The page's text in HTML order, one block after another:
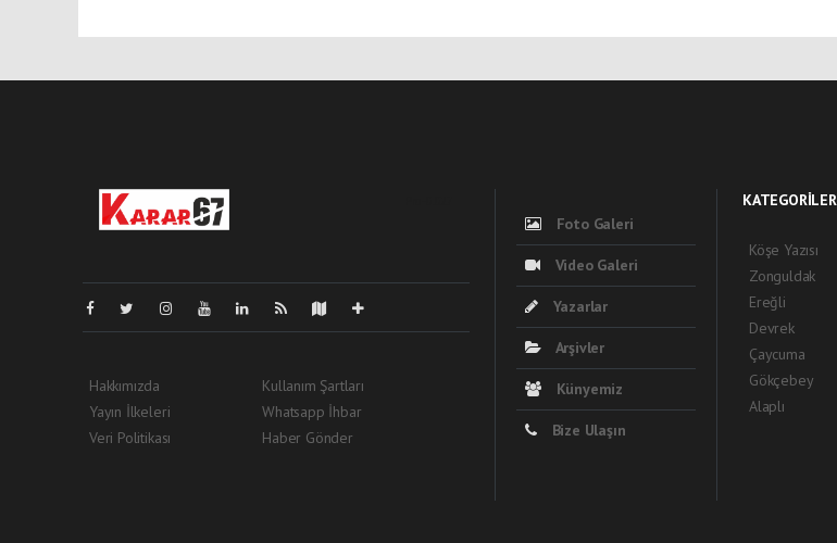
Hakkımızda
Yayın İlkeleri
Veri Politikası
Kullanım Şartları
Whatsapp İhbar
Haber Gönder
Foto Galeri
Video Galeri
Yazarlar
Arşivler
Künyemiz
Bize Ulaşın
KATEGORİLER
Köşe Yazısı
Zonguldak
Ereğli
Devrek
Çaycuma
Gökçebey
Alaplı